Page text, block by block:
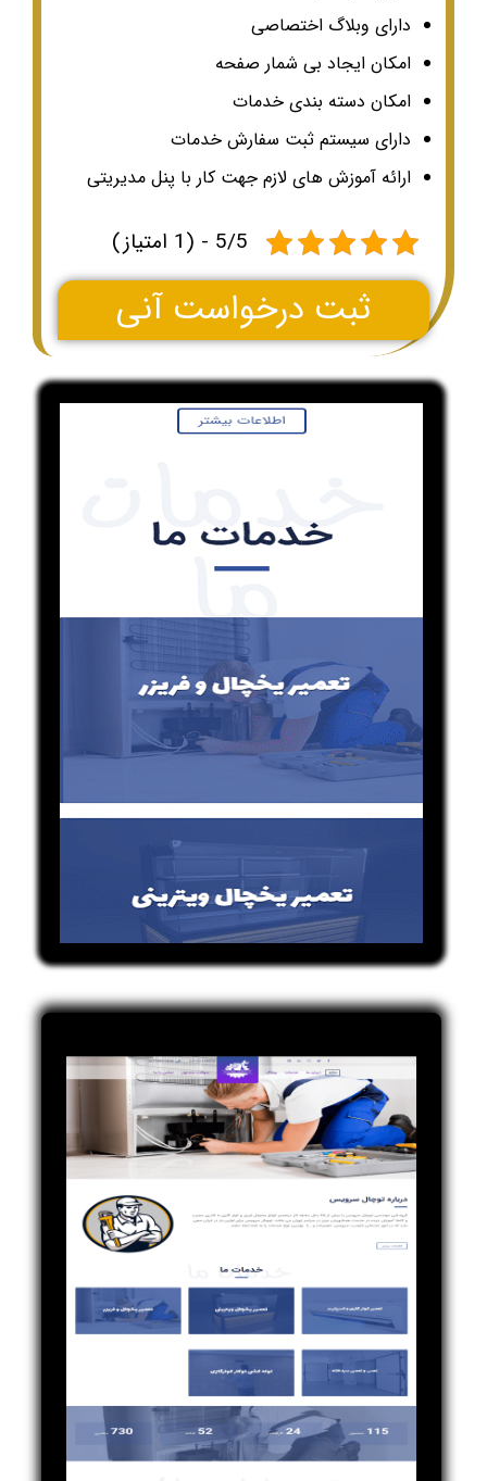
دارای وبلاگ اختصاصی
امکان ایجاد بی شمار صفحه
امکان دسته بندی خدمات
دارای سیستم ثبت سفارش خدمات
ارائه آموزش های لازم جهت کار با پنل مدیریتی
5/5 - (1 امتیاز)
ثبت درخواست آنی